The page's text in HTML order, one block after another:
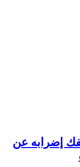
إضرابه عن